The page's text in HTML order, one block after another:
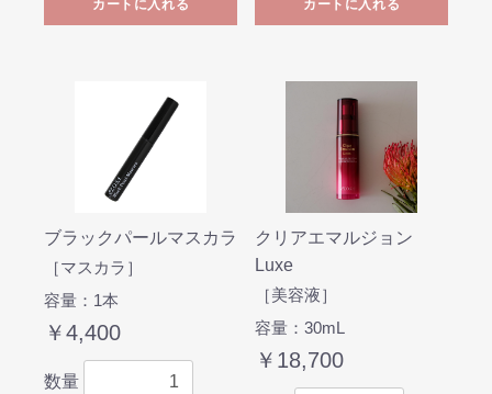
カートに入れる カートに入れる
ブラックパールマスカラ
［マスカラ］
容量：1本
￥4,400
数量
クリアエマルジョン
Luxe
［美容液］
容量：30mL
￥18,700